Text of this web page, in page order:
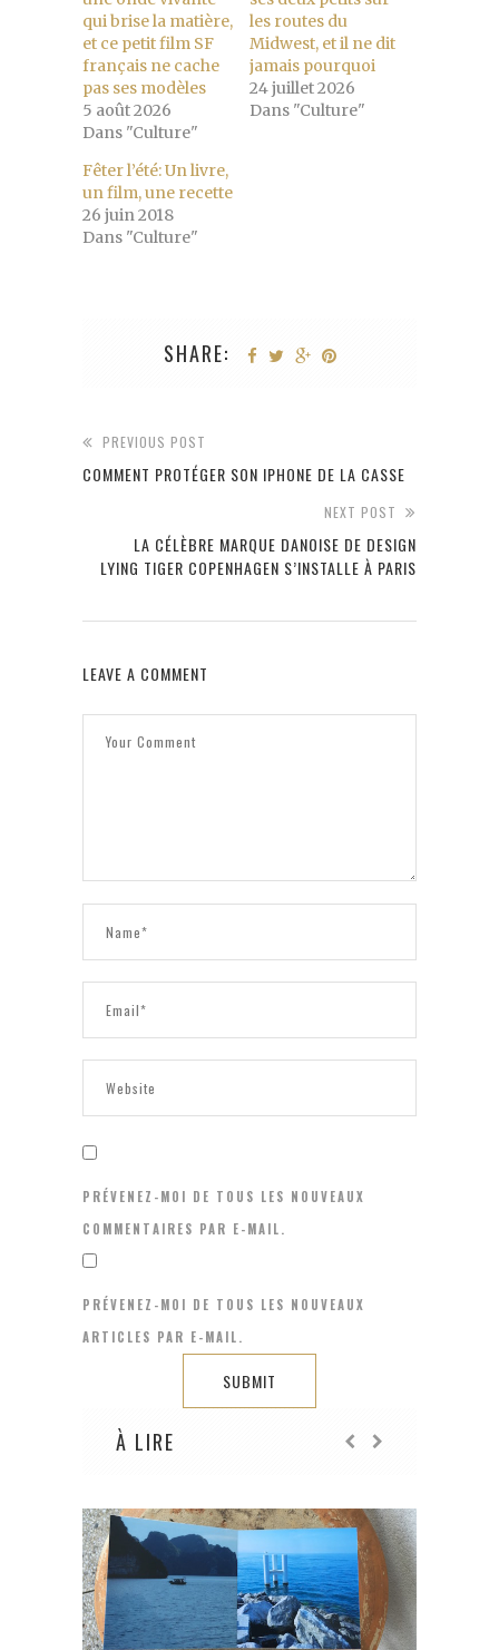
qui brise la matière,
et ce petit film SF
français ne cache
pas ses modèles
5 août 2026
Dans "Culture"
les routes du
Midwest, et il ne dit
jamais pourquoi
24 juillet 2026
Dans "Culture"
Fêter l’été: Un livre,
un film, une recette
26 juin 2018
Dans "Culture"
SHARE:
PREVIOUS POST
COMMENT PROTÉGER SON IPHONE DE LA CASSE
NEXT POST
LA CÉLÈBRE MARQUE DANOISE DE DESIGN
LYING TIGER COPENHAGEN S’INSTALLE À PARIS
LEAVE A COMMENT
PRÉVENEZ-MOI DE TOUS LES NOUVEAUX
COMMENTAIRES PAR E-MAIL.
PRÉVENEZ-MOI DE TOUS LES NOUVEAUX
ARTICLES PAR E-MAIL.
À LIRE